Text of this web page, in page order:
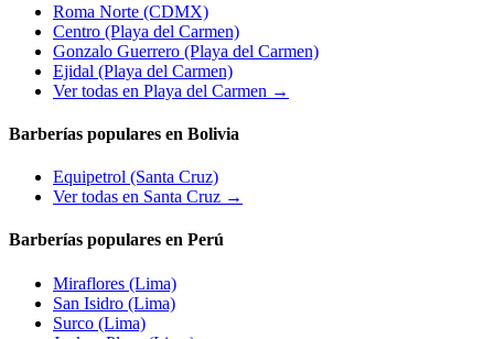
Roma Norte (CDMX)
Centro (Playa del Carmen)
Gonzalo Guerrero (Playa del Carmen)
Ejidal (Playa del Carmen)
Ver todas en Playa del Carmen →
Barberías populares en Bolivia
Equipetrol (Santa Cruz)
Ver todas en Santa Cruz →
Barberías populares en Perú
Miraflores (Lima)
San Isidro (Lima)
Surco (Lima)